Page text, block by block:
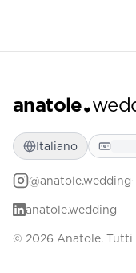
anatole
Italiano
@anatole.wedding
anatole.wedding
© 2026 Anatole.